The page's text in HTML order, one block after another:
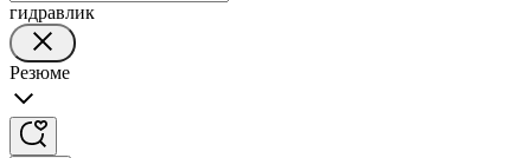
гидравлик
Резюме